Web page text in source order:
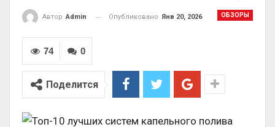
ОБЗОРЫ
Автор Admin Опубликовано Янв 20, 2026
0
74
Поделится